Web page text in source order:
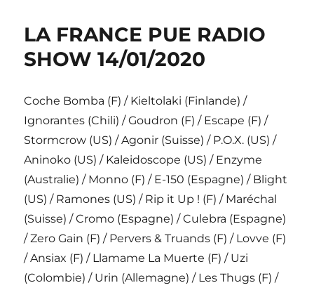
LA FRANCE PUE RADIO
SHOW 14/01/2020
Coche Bomba (F) / Kieltolaki (Finlande) /
Ignorantes (Chili) / Goudron (F) / Escape (F) /
Stormcrow (US) / Agonir (Suisse) / P.O.X. (US) /
Aninoko (US) / Kaleidoscope (US) / Enzyme
(Australie) / Monno (F) / E-150 (Espagne) / Blight
(US) / Ramones (US) / Rip it Up ! (F) / Maréchal
(Suisse) / Cromo (Espagne) / Culebra (Espagne)
/ Zero Gain (F) / Pervers & Truands (F) / Lovve (F)
/ Ansiax (F) / Llamame La Muerte (F) / Uzi
(Colombie) / Urin (Allemagne) / Les Thugs (F) /